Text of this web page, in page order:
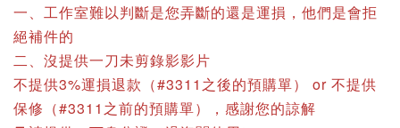
一、工作室難以判斷是您弄斷的還是運損，他們是會拒
絕補件的
二、沒提供一刀未剪錄影影片
不提供3%運損退款（#3311之後的預購單） or 不提供
保修（#3311之前的預購單），感謝您的諒解